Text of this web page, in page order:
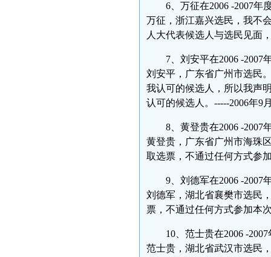
6、万征在2006 -2007年
万征，浙江嘉兴选民，我不
人大代表候选人与选民见面
7、刘安平在2006 -2007
刘安平，广东省广州市选民
我认可的候选人，所以我声
认可的候选人。-----2006年9
8、黄登贵在2006 -2007
黄登贵，广东省广州市海珠
取选票，不通过任何方式参
9、刘德军在2006 -2007
刘德军，湖北省襄樊市选民
票，不通过任何方式参加本
10、范士贵在2006 -
范士贵，湖北省武汉市选民